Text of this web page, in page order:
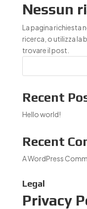
Nessun
La pagina richiesta
ricerca, o utilizza la
trovare il post.
Recent
Hello world!
Recent
A WordPress
Legal
Privacy